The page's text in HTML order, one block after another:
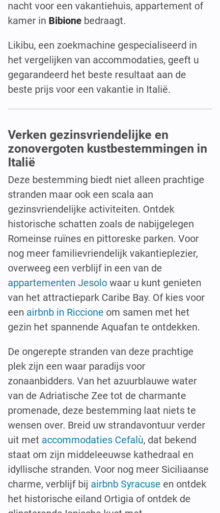
nacht voor een vakantiehuis, appartement of
kamer in Bibione bedraagt.
Likibu, een zoekmachine gespecialiseerd in
het vergelijken van accommodaties, geeft u
gegarandeerd het beste resultaat aan de
beste prijs voor een vakantie in Italië.
Verken gezinsvriendelijke en
zonovergoten kustbestemmingen in
Italië
Deze bestemming biedt niet alleen prachtige
stranden maar ook een scala aan
gezinsvriendelijke activiteiten. Ontdek
historische schatten zoals de nabijgelegen
Romeinse ruïnes en pittoreske parken. Voor
nog meer familievriendelijk vakantieplezier,
overweeg een verblijf in een van de
appartementen Jesolo waar u kunt genieten
van het attractiepark Caribe Bay. Of kies voor
een airbnb in Riccione om samen met het
gezin het spannende Aquafan te ontdekken.
De ongerepte stranden van deze prachtige
plek zijn een waar paradijs voor
zonaanbidders. Van het azuurblauwe water
van de Adriatische Zee tot de charmante
promenade, deze bestemming laat niets te
wensen over. Breid uw strandavontuur verder
uit met accommodaties Cefalù, dat bekend
staat om zijn middeleeuwse kathedraal en
idyllische stranden. Voor nog meer Siciliaanse
charme, verblijf bij airbnb Syracuse en ontdek
het historische eiland Ortigia of ontdek de